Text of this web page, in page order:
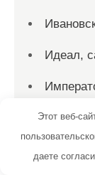
Идеал,
Катона,
Этот веб-
даете